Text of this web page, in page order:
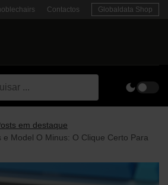
Contactos Globaldata Shop
em destaque
e Model O Minus: O Clique Certo Para